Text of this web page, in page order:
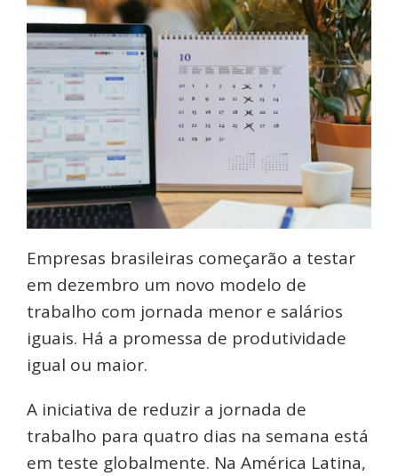
Empresas brasileiras começarão a testar
em dezembro um novo modelo de
trabalho com jornada menor e salários
iguais. Há a promessa de produtividade
igual ou maior.
A iniciativa de reduzir a jornada de
trabalho para quatro dias na semana está
em teste globalmente. Na América Latina,